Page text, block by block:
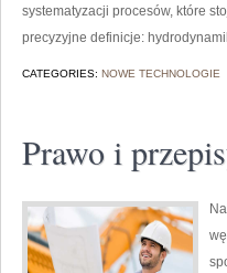
systematyzacji procesów, które
precyzyjne definicje:
CATEGORIES: NOWE TECHNOLOGIE
Prawo i